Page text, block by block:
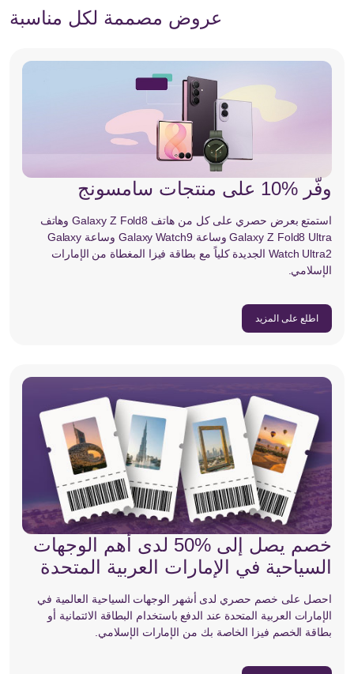
عروض مصممة لكل مناسبة
وفّر %10 على منتجات سامسونج
استمتع بعرض حصري على كل من هاتف Galaxy Z Fold8 وهاتف
Galaxy Z Fold8 Ultra وساعة Galaxy Watch9 وساعة Galaxy
Watch Ultra2 الجديدة كلياً مع بطاقة فيزا المغطاة من الإمارات
الإسلامي.
اطلع على المزيد
خصم يصل إلى %50 لدى أهم الوجهات
السياحية في الإمارات العربية المتحدة
احصل على خصم حصري لدى أشهر الوجهات السياحية العالمية في
الإمارات العربية المتحدة عند الدفع باستخدام البطاقة الائتمانية أو
بطاقة الخصم فيزا الخاصة بك من الإمارات الإسلامي.